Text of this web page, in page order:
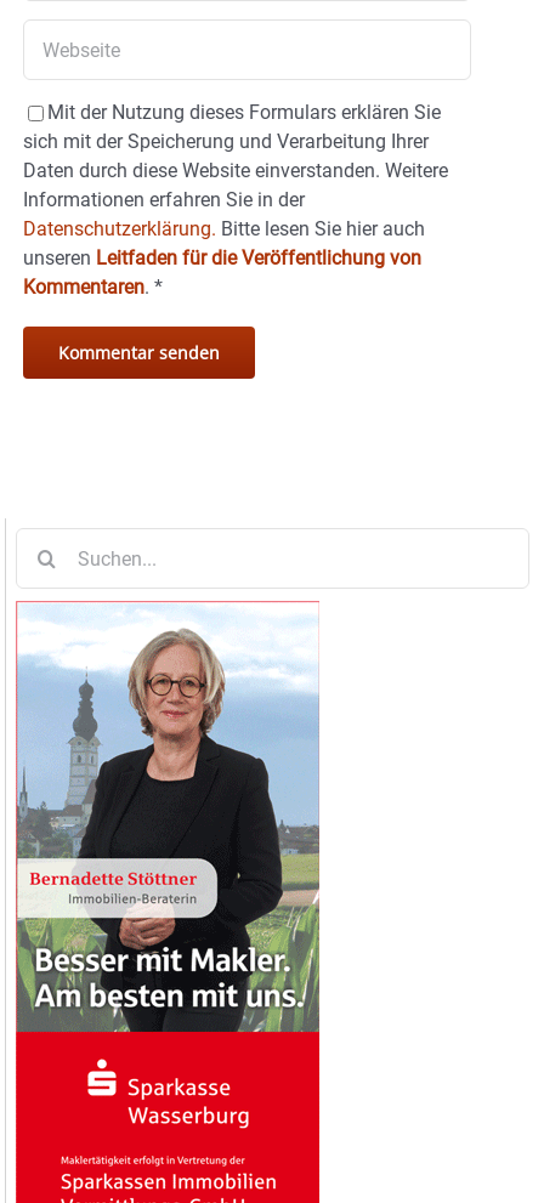
Mit der Nutzung dieses Formulars erklären Sie
sich mit der Speicherung und Verarbeitung Ihrer
Daten durch diese Website einverstanden. Weitere
Informationen erfahren Sie in der
Datenschutzerklärung. Bitte lesen Sie hier auch
unseren Leitfaden für die Veröffentlichung von
Kommentaren. *
nach: